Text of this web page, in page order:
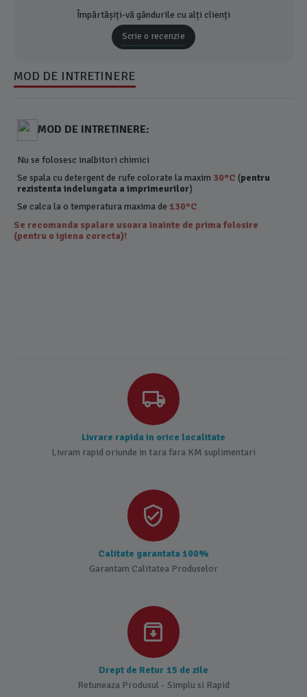
Împărtășiți-vă gândurile cu alți clienți
Scrie o recenzie
MOD DE INTRETINERE
MOD DE INTRETINERE:
Nu se folosesc inalbitori chimici
Se spala cu detergent de rufe colorate la maxim 30°C (pentru
rezistenta indelungata a imprimeurilor)
Se calca la o temperatura maxima de130°C
Se recomanda spalare usoara inainte de prima folosire
(pentru o igiena corecta)!
Livrare rapida in orice localitate
Livram rapid oriunde in tara fara KM suplimentari
Calitate garantata 100%
Garantam Calitatea Produselor
Drept de Retur 15 de zile
Retuneaza Produsul - Simplu si Rapid